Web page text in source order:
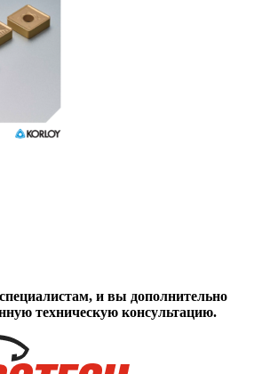
и вы дополнительно
техническую консультацию.